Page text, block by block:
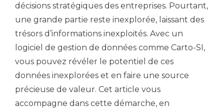
décisions stratégiques des entreprises. Pourtant,
une grande partie reste inexplorée, laissant des
trésors d’informations inexploités. Avec un
logiciel de gestion de données comme Carto-SI,
vous pouvez révéler le potentiel de ces
données inexplorées et en faire une source
précieuse de valeur. Cet article vous
accompagne dans cette démarche, en